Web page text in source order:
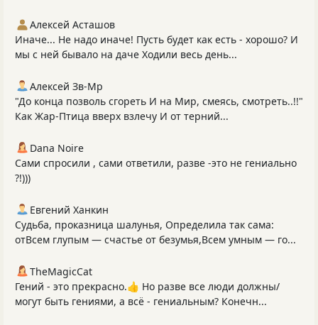
Алексей Асташов
Иначе... Не надо иначе! Пусть будет как есть - хорошо? И
мы с ней бывало на даче Ходили весь день...
Алексей Зв-Mp
"До конца позволь сгореть И на Мир, смеясь, смотреть..!!"
Как Жар-Птица вверх взлечу И от терний...
Dana Noire
Сами спросили , сами ответили, разве -это не гениально
?!)))
Евгений Ханкин
Судьба, проказница шалунья, Определила так сама:
отВсем глупым — счастье от безумья,Всем умным — го...
TheMagicCat
Гений - это прекрасно.👍 Но разве все люди должны/
могут быть гениями, а всё - гениальным? Конечн...